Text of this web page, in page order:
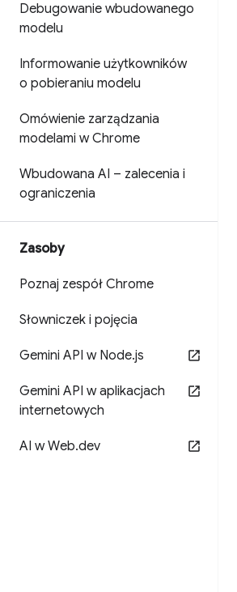
Debugowanie wbudowanego
modelu
Informowanie użytkowników
o pobieraniu modelu
Omówienie zarządzania
modelami w Chrome
Wbudowana AI – zalecenia i
ograniczenia
Zasoby
Poznaj zespół Chrome
Słowniczek i pojęcia
Gemini API w Node.js
Gemini API w aplikacjach
internetowych
AI w Web.dev